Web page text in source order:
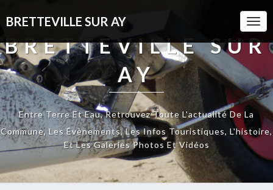
BRETTEVILLE SUR AY
BRETTEVILLE SUR
AY
Entre Terre Et Eau, Retrouvez Toute L'actualité De La
Commune, Les Évènements, Les Infos Touristiques, L'histoire,
Et Les Galeries Photos Et Vidéos